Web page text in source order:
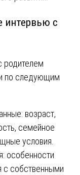
интервью с
родителем
по следующим
возраст,
семейное
условия.
особенности
с собственными